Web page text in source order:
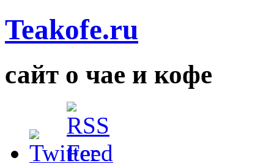
Teakofe.ru
сайт о чае и кофе